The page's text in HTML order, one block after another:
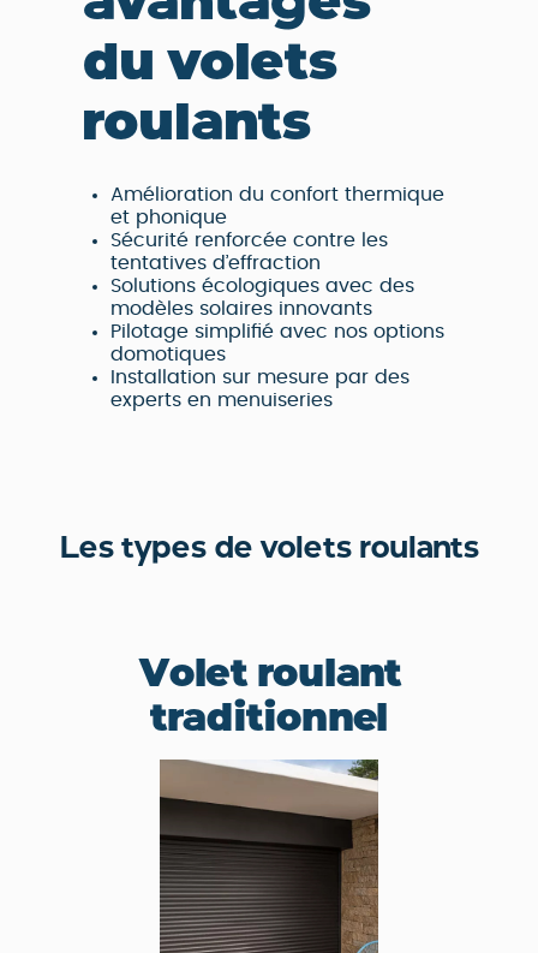
du volets
roulants
Amélioration du confort thermique
et phonique
Sécurité renforcée contre les
tentatives d’effraction
Solutions écologiques avec des
modèles solaires innovants
Pilotage simplifié avec nos options
domotiques
Installation sur mesure par des
experts en menuiseries
Les types de volets roulants
Volet roulant
traditionnel